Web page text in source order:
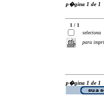
p�gina 1 de 1
1 / 1
seleciona
para
p�gina 1 de 1